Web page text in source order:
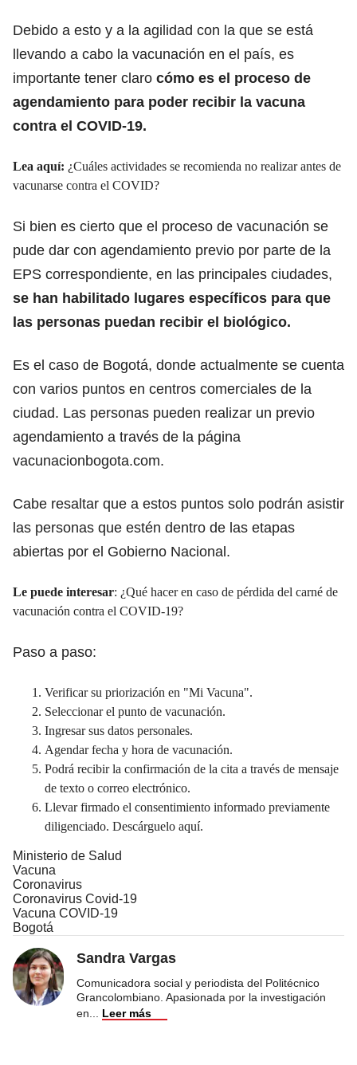
Debido a esto y a la agilidad con la que se está
llevando a cabo la vacunación en el país, es
importante tener claro cómo es el proceso de
agendamiento para poder recibir la vacuna
contra el COVID-19.
Lea aquí: ¿Cuáles actividades se recomienda no realizar antes de
vacunarse contra el COVID?
Si bien es cierto que el proceso de vacunación se
pude dar con agendamiento previo por parte de la
EPS correspondiente, en las principales ciudades,
se han habilitado lugares específicos para que
las personas puedan recibir el biológico.
Es el caso de Bogotá, donde actualmente se cuenta
con varios puntos en centros comerciales de la
ciudad. Las personas pueden realizar un previo
agendamiento a través de la página
vacunacionbogota.com.
Cabe resaltar que a estos puntos solo podrán asistir
las personas que estén dentro de las etapas
abiertas por el Gobierno Nacional.
Le puede interesar: ¿Qué hacer en caso de pérdida del carné de
vacunación contra el COVID-19?
Paso a paso:
Verificar su priorización en "Mi Vacuna".
Seleccionar el punto de vacunación.
Ingresar sus datos personales.
Agendar fecha y hora de vacunación.
Podrá recibir la confirmación de la cita a través de mensaje
de texto o correo electrónico.
Llevar firmado el consentimiento informado previamente
diligenciado. Descárguelo aquí.
Ministerio de Salud
Vacuna
Coronavirus
Coronavirus Covid-19
Vacuna COVID-19
Bogotá
Sandra Vargas
Comunicadora social y periodista del Politécnico
Grancolombiano. Apasionada por la investigación
en
Leer más